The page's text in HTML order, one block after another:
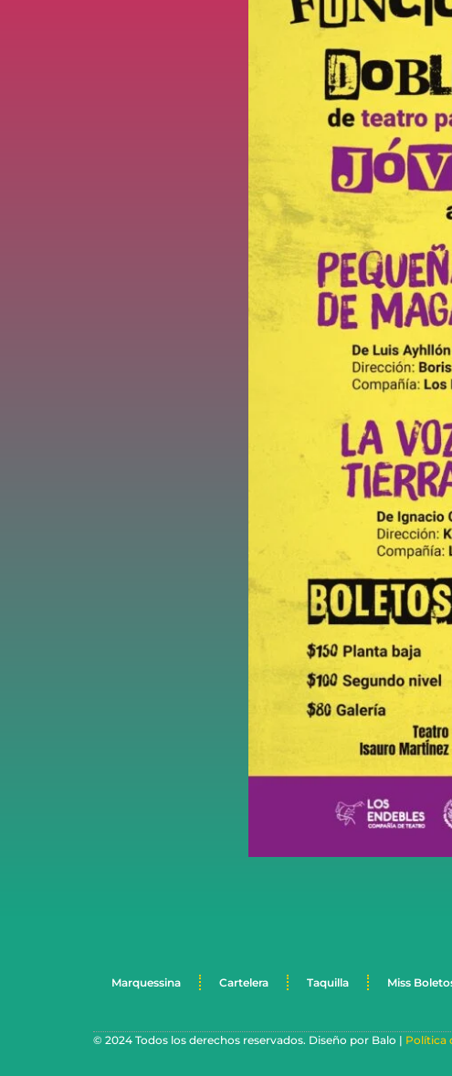
Marquessina Cartelera Taquilla Miss
© 2024 Todos los derechos reservados. Diseño por Balo | Política